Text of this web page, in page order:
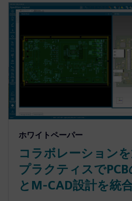
ホワイトペーパー
コラボレーション
プラクティスで
とM-CAD設計を統